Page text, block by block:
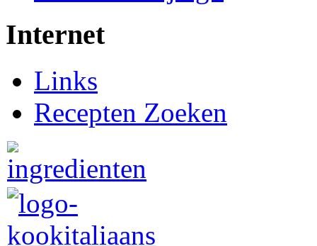
Internet
Links
Recepten Zoeken